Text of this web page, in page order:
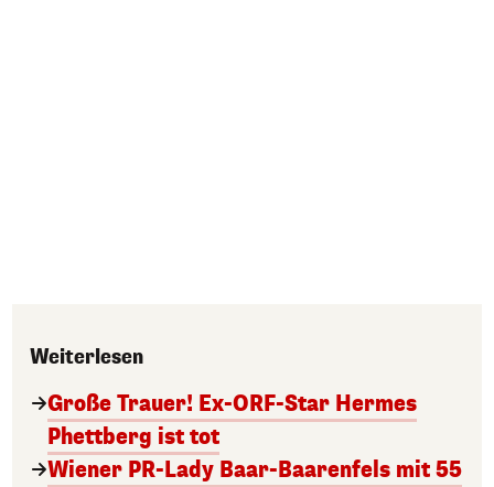
Weiterlesen
Große Trauer! Ex-ORF-Star Hermes
Phettberg ist tot
Wiener PR-Lady Baar-Baarenfels mit 55